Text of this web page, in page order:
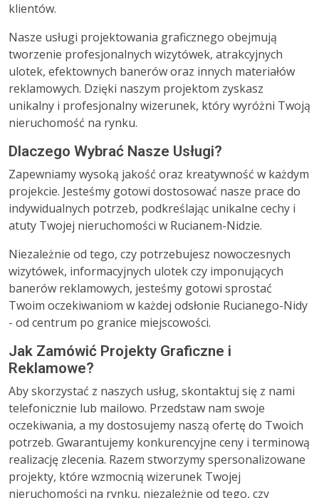
klientów.
Nasze usługi projektowania graficznego obejmują
tworzenie profesjonalnych wizytówek, atrakcyjnych
ulotek, efektownych banerów oraz innych materiałów
reklamowych. Dzięki naszym projektom zyskasz
unikalny i profesjonalny wizerunek, który wyróżni Twoją
nieruchomość na rynku.
Dlaczego Wybrać Nasze Usługi?
Zapewniamy wysoką jakość oraz kreatywność w każdym
projekcie. Jesteśmy gotowi dostosować nasze prace do
indywidualnych potrzeb, podkreślając unikalne cechy i
atuty Twojej nieruchomości w Rucianem-Nidzie.
Niezależnie od tego, czy potrzebujesz nowoczesnych
wizytówek, informacyjnych ulotek czy imponujących
banerów reklamowych, jesteśmy gotowi sprostać
Twoim oczekiwaniom w każdej odsłonie Rucianego-Nidy
- od centrum po granice miejscowości.
Jak Zamówić Projekty Graficzne i
Reklamowe?
Aby skorzystać z naszych usług, skontaktuj się z nami
telefonicznie lub mailowo. Przedstaw nam swoje
oczekiwania, a my dostosujemy naszą ofertę do Twoich
potrzeb. Gwarantujemy konkurencyjne ceny i terminową
realizację zlecenia. Razem stworzymy spersonalizowane
projekty, które wzmocnią wizerunek Twojej
nieruchomości na rynku, niezależnie od tego, czy